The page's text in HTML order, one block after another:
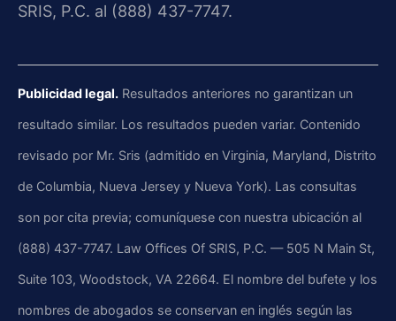
SRIS, P.C. al (888) 437-7747.
Publicidad legal. Resultados anteriores no garantizan un
resultado similar. Los resultados pueden variar. Contenido
revisado por Mr. Sris (admitido en Virginia, Maryland, Distrito
de Columbia, Nueva Jersey y Nueva York). Las consultas
son por cita previa; comuníquese con nuestra ubicación al
(888) 437-7747. Law Offices Of SRIS, P.C. — 505 N Main St,
Suite 103, Woodstock, VA 22664. El nombre del bufete y los
nombres de abogados se conservan en inglés según las